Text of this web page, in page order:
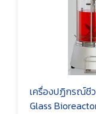
เครื่องปฏิกรณ์ชี
Glass